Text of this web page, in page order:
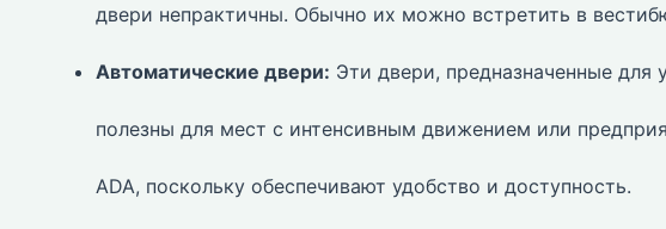
двери непрактичны. Обычно их можно встретить в
Автоматические двери: Эти двери, предназначенные для
полезны для мест с интенсивным движением или
ADA, поскольку обеспечивают удобство и доступность.